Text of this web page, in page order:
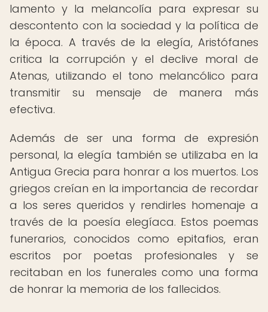
lamento y la melancolía para expresar su
descontento con la sociedad y la política de
la época. A través de la elegía, Aristófanes
critica la corrupción y el declive moral de
Atenas, utilizando el tono melancólico para
transmitir su mensaje de manera más
efectiva.
Además de ser una forma de expresión
personal, la elegía también se utilizaba en la
Antigua Grecia para honrar a los muertos. Los
griegos creían en la importancia de recordar
a los seres queridos y rendirles homenaje a
través de la poesía elegíaca. Estos poemas
funerarios, conocidos como epitafios, eran
escritos por poetas profesionales y se
recitaban en los funerales como una forma
de honrar la memoria de los fallecidos.